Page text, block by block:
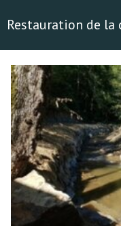
Restauration de